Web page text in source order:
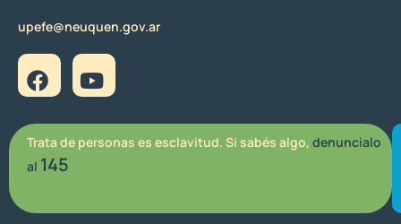
upefe@neuquen.gov.ar
Trata de personas es esclavitud. Si sabés algo, denuncialo
al 145